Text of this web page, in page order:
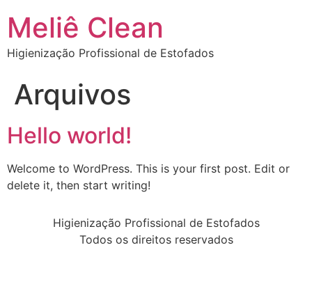
Meliê Clean
Higienização Profissional de Estofados
Arquivos
Hello world!
Welcome to WordPress. This is your first post. Edit or
delete it, then start writing!
Higienização Profissional de Estofados
Todos os direitos reservados